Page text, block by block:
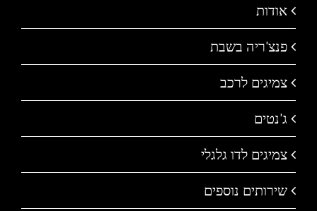
אודות
פנצ'ריה בשבת
צמיגים לרכב
ג'נטים
צמיגים לדו גלגלי
שירותים נוספים